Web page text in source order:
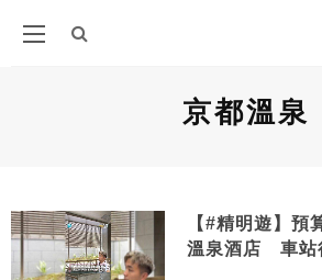
京都溫泉
【#精明遊】預
溫泉酒店 車站